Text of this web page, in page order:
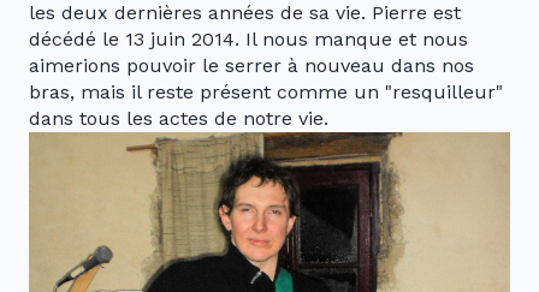
les deux dernières années de sa vie. Pierre est
décédé le 13 juin 2014. Il nous manque et nous
aimerions pouvoir le serrer à nouveau dans nos
bras, mais il reste présent comme un "resquilleur"
dans tous les actes de notre vie.